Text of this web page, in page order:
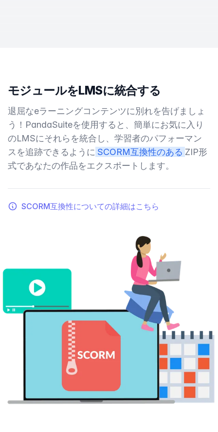
モジュールをLMSに統合する
退屈なeラーニングコンテンツに別れを告げましょ
う！PandaSuiteを使用すると、簡単にお気に入り
のLMSにそれらを統合し、学習者のパフォーマン
スを追跡できるように SCORM互換性のある ZIP形
式であなたの作品をエクスポートします。
SCORM互換性についての詳細はこちら